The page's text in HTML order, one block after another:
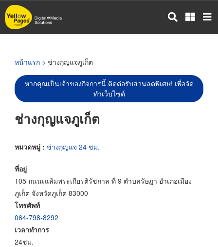
ข้าม
ไป
หน้าแรก > ช่างกุญแจภูเก็ต
หากคุณเป็นเจ้าของกิจการนี้ ติดต่อรับส่วนลดพิเศษ! เพื่อจัด
ทำเว็บไซต์
ช่างกุญแจภูเก็ต
หมวดหมู่ : ช่างกุญแจ 24 ชม.
ที่อยู่
105 ถนนเฉลิมพระเกียรติรัชกาล ที่ 9 ตำบลรัษฎา อำเภอเมือง
ภูเก็ต จังหวัดภูเก็ต 83000
โทรศัพท์
064-798-8292
เวลาทำการ
24ชม.